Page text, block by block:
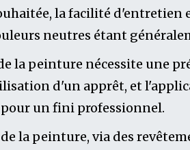
la facilité d'entretien
neutres étant
la peinture nécessite une
d'un apprêt, et
pour un fini professionnel.
la peinture, via des